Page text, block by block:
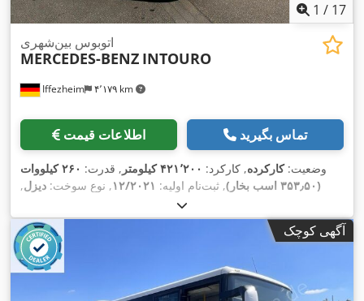
1 / 17
Iffezheim ۴٬۱۷۹ km
اتوبوس بین‌شهری
MERCEDES-BENZ INTOURO
اطلاعات قیمت تماس بگیرید
وضعیت:کارکرده, کارکرد: ۴۲۱٬۲۰۰ کیلومتر , قدرت:
۲۶۰ کیلووات
(۳۵۳٫۵۰ اسب بخار)
, ثبت‌نام اولیه: ۱۲/۲۰۲۱, نوع سوخت: دیزل,
, نوع چرخ‌دنده:خودکار
سفید, ترمزها:رتاردر, تجهیزات:اِی‌بی‌اِس‎, بخاری پارکینگ, برنامه
آگهی کوچک